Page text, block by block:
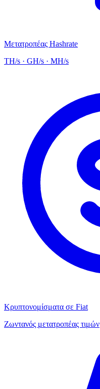
Μετατροπέας Hashrate
TH/s · GH/s · MH/s
Κρυπτονομίσματα σε Fiat
Ζωντανός μετατροπέας τιμών